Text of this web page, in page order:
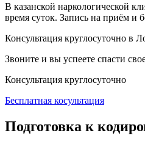
В казанской наркологической
время суток. Запись на приём и
Консультация круглосуточно в
Звоните и вы успеете спасти
Консультация круглосуточно
Бесплатная косультация
Подготовка к